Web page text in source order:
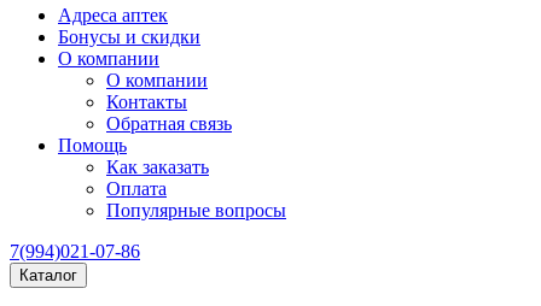
Адреса аптек
Бонусы и скидки
О компании
О компании
Контакты
Обратная связь
Помощь
Как заказать
Оплата
Популярные вопросы
7(994)021-07-86
Каталог